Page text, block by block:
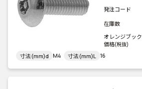
発注コード
在庫数
オレンジブック
価格(税抜)
寸法(mm)d M4 寸法(mm)L 16